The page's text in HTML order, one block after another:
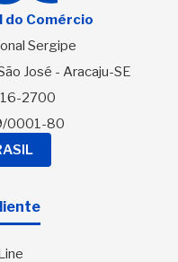
do Comércio
Sergipe
José - Aracaju-SE
2700
0001-80